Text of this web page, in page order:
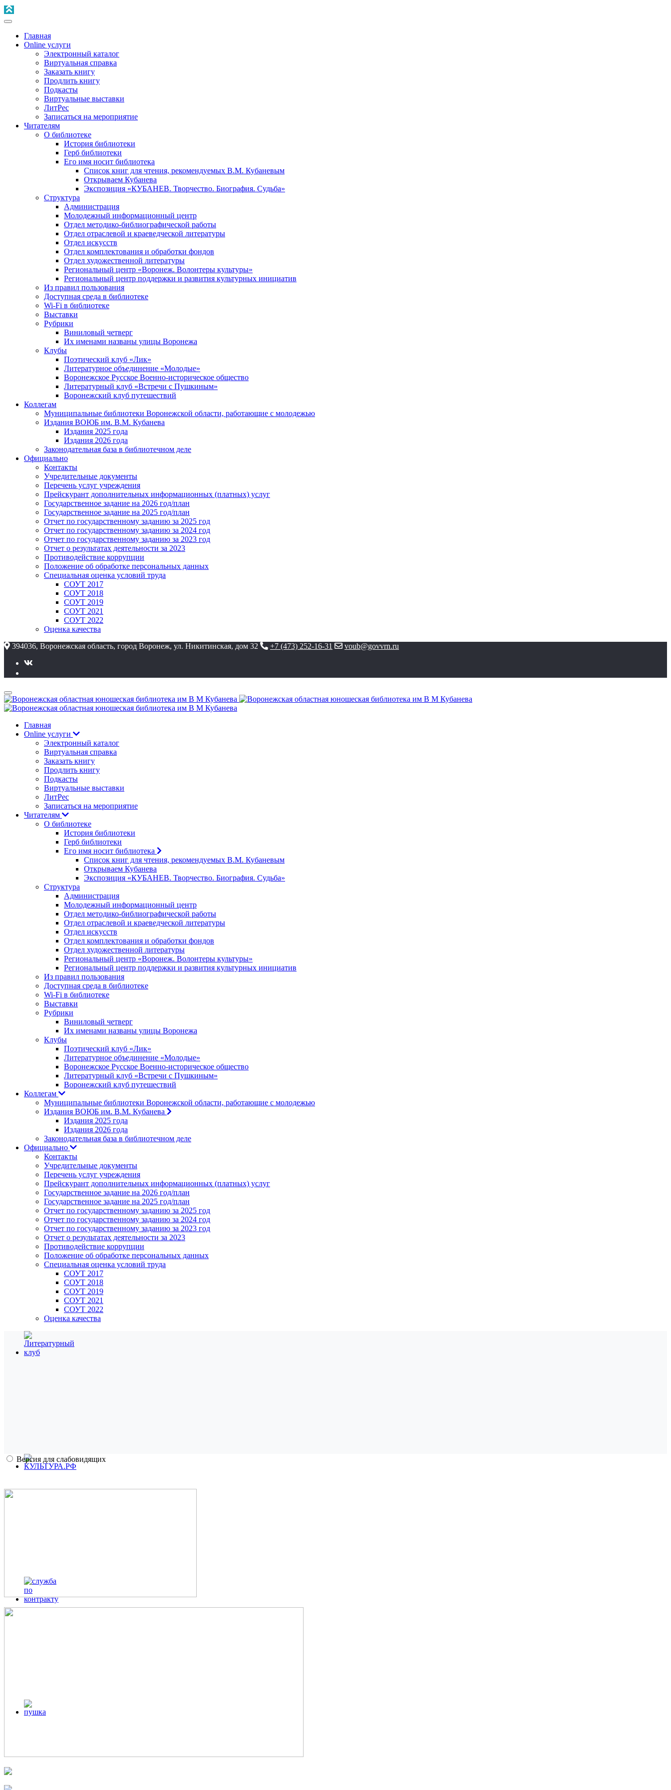
Главная
Online услуги
Электронный каталог
Виртуальная справка
Заказать книгу
Продлить книгу
Подкасты
Виртуальные выставки
ЛитРес
Записаться на мероприятие
Читателям
О библиотеке
История библиотеки
Герб библиотеки
Его имя носит библиотека
Список книг для чтения, рекомендуемых В.М. Кубаневым
Открываем Кубанева
Экспозиция «КУБАНЕВ. Творчество. Биография. Судьба»
Структура
Администрация
Молодежный информационный центр
Отдел методико-библиографической работы
Отдел отраслевой и краеведческой литературы
Отдел искусств
Отдел комплектования и обработки фондов
Отдел художественной литературы
Региональный центр «Воронеж. Волонтеры культуры»
Региональный центр поддержки и развития культурных инициатив
Из правил пользования
Доступная среда в библиотеке
Wi-Fi в библиотеке
Выставки
Рубрики
Виниловый четверг
Их именами названы улицы Воронежа
Клубы
Поэтический клуб «Лик»
Литературное объединение «Молодые»
Воронежское Русское Военно-историческое общество
Литературный клуб «Встречи с Пушкиным»
Воронежский клуб путешествий
Коллегам
Муниципальные библиотеки Воронежской области, работающие с молодежью
Издания ВОЮБ им. В.М. Кубанева
Издания 2025 года
Издания 2026 года
Законодательная база в библиотечном деле
Официально
Контакты
Учредительные документы
Перечень услуг учреждения
Прейскурант дополнительных информационных (платных) услуг
Государственное задание на 2026 год/план
Государственное задание на 2025 год/план
Отчет по государственному заданию за 2025 год
Отчет по государственному заданию за 2024 год
Отчет по государственному заданию за 2023 год
Отчет о результатах деятельности за 2023
Противодействие коррупции
Положение об обработке персональных данных
Специальная оценка условий труда
СОУТ 2017
СОУТ 2018
СОУТ 2019
СОУТ 2021
СОУТ 2022
Оценка качества
394036, Воронежская область, город Воронеж, ул. Никитинская, дом 32
+7 (473) 252-16-31 voub@govvrn.ru
Главная
Online услуги
Электронный каталог
Виртуальная справка
Заказать книгу
Продлить книгу
Подкасты
Виртуальные выставки
ЛитРес
Записаться на мероприятие
Читателям
О библиотеке
История библиотеки
Герб библиотеки
Его имя носит библиотека
Список книг для чтения, рекомендуемых В.М. Кубаневым
Открываем Кубанева
Экспозиция «КУБАНЕВ. Творчество. Биография. Судьба»
Структура
Администрация
Молодежный информационный центр
Отдел методико-библиографической работы
Отдел отраслевой и краеведческой литературы
Отдел искусств
Отдел комплектования и обработки фондов
Отдел художественной литературы
Региональный центр «Воронеж. Волонтеры культуры»
Региональный центр поддержки и развития культурных инициатив
Из правил пользования
Доступная среда в библиотеке
Wi-Fi в библиотеке
Выставки
Рубрики
Виниловый четверг
Их именами названы улицы Воронежа
Клубы
Поэтический клуб «Лик»
Литературное объединение «Молодые»
Воронежское Русское Военно-историческое общество
Литературный клуб «Встречи с Пушкиным»
Воронежский клуб путешествий
Коллегам
Муниципальные библиотеки Воронежской области, работающие с молодежью
Издания ВОЮБ им. В.М. Кубанева
Издания 2025 года
Издания 2026 года
Законодательная база в библиотечном деле
Официально
Контакты
Учредительные документы
Перечень услуг учреждения
Прейскурант дополнительных информационных (платных) услуг
Государственное задание на 2026 год/план
Государственное задание на 2025 год/план
Отчет по государственному заданию за 2025 год
Отчет по государственному заданию за 2024 год
Отчет по государственному заданию за 2023 год
Отчет о результатах деятельности за 2023
Противодействие коррупции
Положение об обработке персональных данных
Специальная оценка условий труда
СОУТ 2017
СОУТ 2018
СОУТ 2019
СОУТ 2021
СОУТ 2022
Оценка качества
Версия для слабовидящих